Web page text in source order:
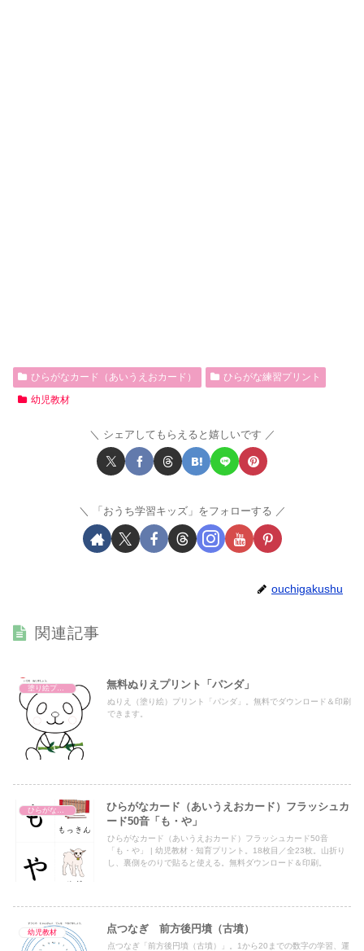
ひらがなカード（あいうえおカード）
ひらがな練習プリント
幼児教材
シェアしてもらえると嬉しいです
「おうち学習キッズ」をフォローする
ouchigakushu
関連記事
無料ぬりえプリント「パンダ」
ぬりえ（塗り絵）プリント「パンダ」。無料でダウンロード＆印刷
できます。
ひらがなカード（あいうえおカード）フラッシュカ
ード50音「も・や」
ひらがなカード（あいうえおカード）フラッシュカード50音
「も・や」 | 幼児教材・知育プリント。18枚目／全23枚。山折り
し、裏側をのりで貼ると使える。無料ダウンロード＆印刷。
幼児教材 点つなぎ 前方後円墳（古墳）
点つなぎ「前方後円墳（古墳）」。1から20までの数字の学習、運